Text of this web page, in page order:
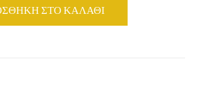
ΣΤΟ ΚΑΛΆΘΙ